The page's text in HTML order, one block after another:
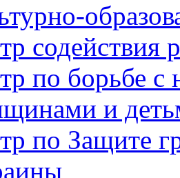
содействия
по борьбе с
и
по Защите